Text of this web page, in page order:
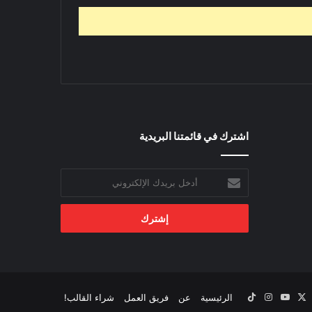
اشترك في قائمتنا البريدية
بريدك
الإلكتروني
الرئيسية عن فريق العمل شراء القالب! ‫YouTubeانستقرام‫TikTok